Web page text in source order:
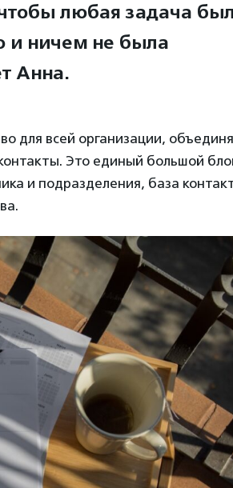
любая задача
и ничем не была
Анна.
для всей организации,
Это единый большой
и подразделения, база